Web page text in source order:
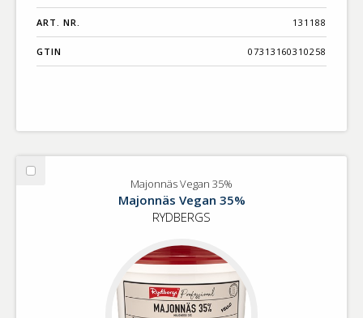
ART. NR. 131188
GTIN 07313160310258
Välj
Majonnäs Vegan 35%
Majonnäs Vegan 35%
RYDBERGS